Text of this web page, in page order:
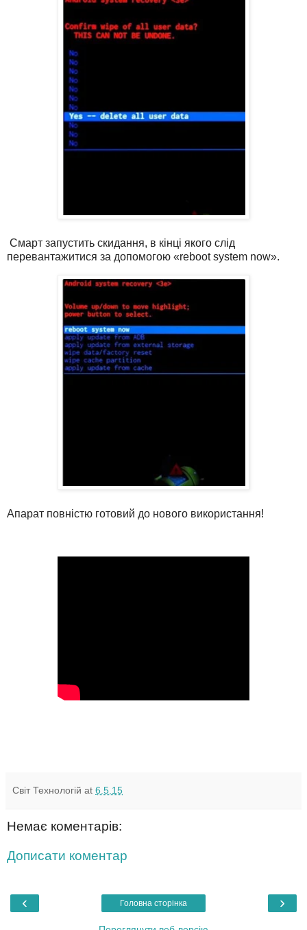
Смарт запустить скидання, в кінці якого слід
перевантажитися за допомогою «reboot system now».
Апарат повністю готовий до нового використання!
Світ Технологій at 6.5.15
Немає коментарів:
Дописати коментар
‹ ›
Головна сторінка